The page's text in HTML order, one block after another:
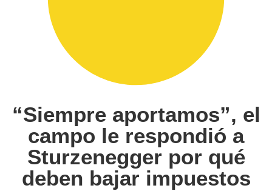
“Siempre aportamos”, el
campo le respondió a
Sturzenegger por qué
deben bajar impuestos